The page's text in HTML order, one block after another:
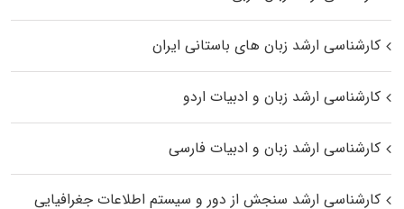
کارشناسی ارشد زبان‌ های باستانی ایران
کارشناسی ارشد زبان و ادبیات اردو
کارشناسی ارشد زبان و ادبیات فارسی
کارشناسی ارشد سنجش از دور و سیستم اطلاعات جغرافیایی